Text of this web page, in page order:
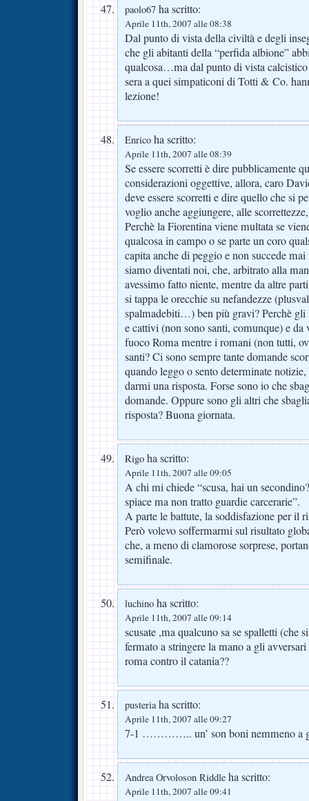
paolo67 ha scritto:
Aprile 11th, 2007 alle 08:38
Dal punto di vista della civiltà e degli
che gli abitanti della “perfida albione”
qualcosa…ma dal punto di vista
sera a quei simpaticoni di Totti & Co.
lezione!
Enrico ha scritto:
Aprile 11th, 2007 alle 08:39
Se essere scorretti è dire pubblicamente
considerazioni oggettive, allora, caro
deve essere scorretti e dire quello che si
voglio anche aggiungere, alle
Perchè la Fiorentina viene multata se
qualcosa in campo o se parte un coro
capita anche di peggio e non succede
siamo diventati noi, che, arbitrato alla
avessimo fatto niente, mentre da altre
si tappa le orecchie su nefandezze
spalmadebiti…) ben più gravi? Perchè
e cattivi (non sono santi, comunque) e da
fuoco Roma mentre i romani (non tutti,
santi? Ci sono sempre tante domande
quando leggo o sento determinate
darmi una risposta. Forse sono io che
domande. Oppure sono gli altri che
risposta? Buona giornata.
Rigo ha scritto:
Aprile 11th, 2007 alle 09:05
A chi mi chiede “scusa, hai un
spiace ma non tratto guardie carcerarie”.
A parte le battute, la soddisfazione per il
Però volevo soffermarmi sul risultato
che, a meno di clamorose sorprese,
semifinale.
luchino ha scritto:
Aprile 11th, 2007 alle 09:14
scusate ,ma qualcuno sa se spalletti (che
fermato a stringere la mano a gli
roma contro il catania??
pusteriaha scritto:
Aprile 11th, 2007 alle 09:27
7-1 ………….. un’ son boni nemmeno a
Andrea Orvoloson Riddle ha scritto:
Aprile 11th, 2007 alle 09:41